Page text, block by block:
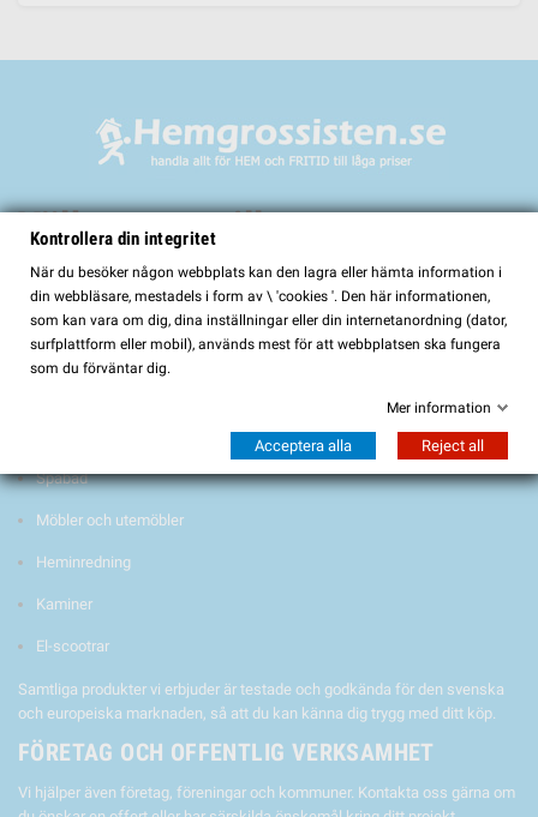
Välkommen till
HemGrossisten.se
HemGrossisten.se har sedan 2017 erbjudit kvalitetsprodukter för hem och
trädgård till kunder över hela Sverige. Hos oss hittar du ett noggrant utvalt
sortiment med fokus på kvalitet, funktion och lång hållbarhet.
Spabad
Möbler och utemöbler
Heminredning
Kaminer
El-scootrar
Samtliga produkter vi erbjuder är testade och godkända för den svenska
och europeiska marknaden, så att du kan känna dig trygg med ditt köp.
FÖRETAG OCH OFFENTLIG VERKSAMHET
Vi hjälper även företag, föreningar och kommuner. Kontakta oss gärna om
Kontrollera din integritet
När du besöker någon webbplats kan den lagra eller hämta information i
din webbläsare, mestadels i form av \ 'cookies '. Den här informationen,
som kan vara om dig, dina inställningar eller din internetanordning (dator,
surfplattform eller mobil), används mest för att webbplatsen ska fungera
som du förväntar dig.
Mer information
Acceptera alla Reject all